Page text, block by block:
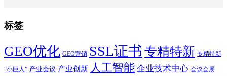
标签
GEO优化 GEO营销 SSL证书 专精特新 专精特新
“小巨人” 产业会议 产业创新 人工智能 企业技术中心 会议会展